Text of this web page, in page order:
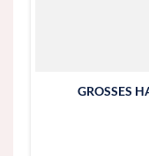
GROSSES